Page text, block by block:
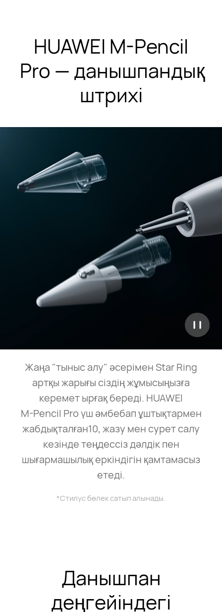
HUAWEI M-Pencil
Pro⁠ — ⁠ данышпандық
штрихі
Жаңа "тыныс алу" әсерімен Star Ring
артқы жарығы сіздің жұмысыңызға
керемет ырғақ береді. HUAWEI
M⁠-⁠Pencil Pro үш әмбебап ұштықтармен
жабдықталған10, жазу мен сурет салу
кезінде теңдессіз дәлдік пен
шығармашылық еркіндігін қамтамасыз
етеді.
*Стилус бөлек сатып алынады.
Данышпан
деңгейіндегі